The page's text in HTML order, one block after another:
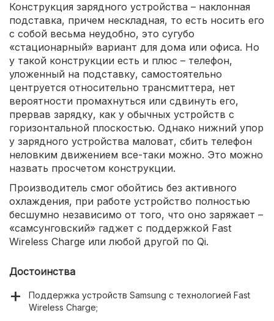
Конструкция зарядного устройства – наклонная
подставка, причем нескладная, то есть носить его
с собой весьма неудобно, это сугубо
«стационарный» вариант для дома или офиса. Но
у такой конструкции есть и плюс – телефон,
уложенный на подставку, самостоятельно
центруется относительно трансмиттера, нет
вероятности промахнуться или сдвинуть его,
прервав зарядку, как у обычных устройств с
горизонтальной плоскостью. Однако нижний упор
у зарядного устройства маловат, сбить телефон
неловким движением все-таки можно. Это можно
назвать просчетом конструкции.
Производитель смог обойтись без активного
охлаждения, при работе устройство полностью
бесшумно независимо от того, что оно заряжает –
«самсунговский» гаджет с поддержкой Fast
Wireless Charge или любой другой по Qi.
Достоинства
Поддержка устройств Samsung с технологией Fast
Wireless Charge;